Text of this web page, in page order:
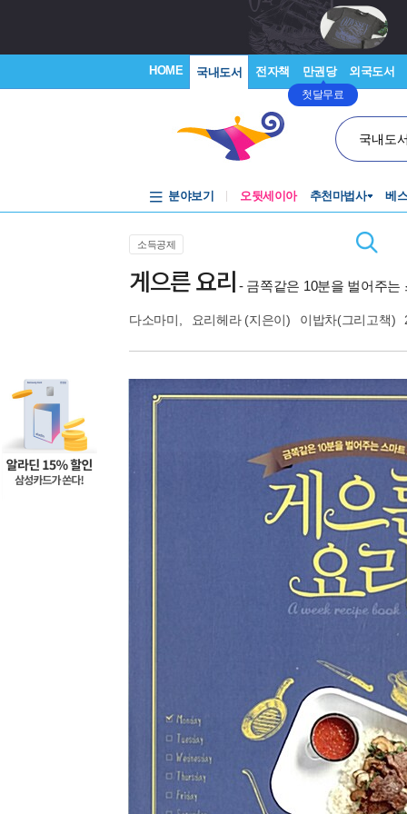
HOME 국내도서 전자책 만권당
첫달무료
외국도서
국내도
분야보기 오뒷세이아 추천마법사 베
소득공제
게으른 요리 - 금쪽같은 10분을 벌어주는
다소마미 요리헤라(지은이) 이밥차(그리고책)